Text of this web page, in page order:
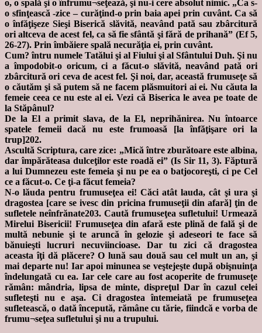
o, o spală şi o înfrumu¬seţează, şi nu-i cere absolut nimic. „Ca s-
o sfinţească -zice – curăţind-o prin baia apei prin cuvânt. Ca să
o înfăţişeze Sieşi Biserică slăvită, neavând pată sau zbârcitură
ori altceva de acest fel, ca să fie sfântă şi fără de prihană” (Ef 5,
26-27). Prin îmbăiere spală necurăţia ei, prin cuvânt.
Cum? întru numele Tatălui şi al Fiului şi al Sfântului Duh. Şi nu
a împodobit-o oricum, ci a făcut-o slăvită, neavând pată ori
zbârcitură ori ceva de acest fel. Şi noi, dar, această frumuseţe să
o căutăm şi să putem să ne facem plăsmuitori ai ei. Nu căuta la
femeie ceea ce nu este al ei. Vezi că Biserica le avea pe toate de
la Stăpânul?
De la El a primit slava, de la El, neprihănirea. Nu întoarce
spatele femeii dacă nu este frumoasă [la înfăţişare ori la
trup]202.
Ascultă Scriptura, care zice: „Mică între zburătoare este albina,
dar împărăteasa dulceţilor este roadă ei” (Is Sir 11, 3). Făptură
a lui Dumnezeu este femeia şi nu pe ea o batjocoreşti, ci pe Cel
ce a făcut-o. Ce ţi-a făcut femeia?
N-o lăuda pentru frumuseţea ei! Căci atât lauda, cât şi ura şi
dragostea [care se ivesc din pricina frumuseţii din afară] ţin de
sufletele neînfrănate203. Caută frumuseţea sufletului! Urmează
Mirelui Bisericii! Frumuseţea din afară este plină de fală şi de
multă nebunie şi te aruncă în gelozie şi adeseori te face să
bănuieşti lucruri necuviincioase. Dar tu zici că dragostea
aceasta îţi dă plăcere? O lună sau două sau cel mult un an, şi
mai departe nu! Iar apoi minunea se veştejeşte după obişnuinţa
îndelungată cu ea. Iar cele care au fost acoperite de frumuseţe
rămân: mândria, lipsa de minte, dispreţul Dar în cazul celei
sufleteşti nu e aşa. Ci dragostea întemeiată pe frumuseţea
sufletească, o dată începută, rămâne cu tărie, fiindcă e vorba de
frumu¬seţea sufletului şi nu a trupului.